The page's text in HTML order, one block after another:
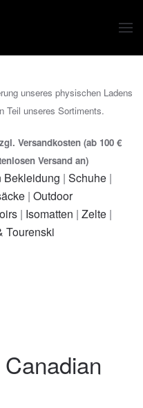
unseres physischen Ladens
Teil unseres Sortiments.
Versandkosten (ab 100 €
Versand an)
Bekleidung | Schuhe |
| Outdoor
| Isomatten | Zelte |
Tourenski